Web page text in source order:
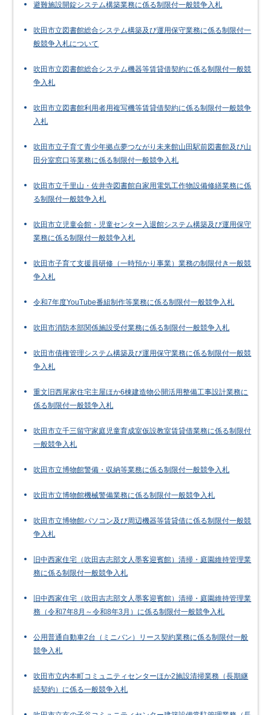
避難施設開錠システム構築業務に係る制限付一般競争入札
吹田市立図書館総合システム構築及び運用保守業務に係る制限付一
般競争入札について
吹田市立図書館総合システム機器等賃貸借契約に係る制限付一般競
争入札
吹田市立図書館利用者用複写機等賃貸借契約に係る制限付一般競争
入札
吹田市立子育て青少年拠点夢つながり未来館山田駅前図書館及び山
田分室窓口等業務に係る制限付一般競争入札
吹田市立千里山・佐井寺図書館自家用電気工作物設備修繕業務に係
る制限付一般競争入札
吹田市立児童会館・児童センター入退館システム構築及び運用保守
業務に係る制限付一般競争入札
吹田市子育て支援員研修（一時預かり事業）業務の制限付き一般競
争入札
令和7年度YouTube番組制作等業務に係る制限付一般競争入札
吹田市消防本部関係施設受付業務に係る制限付一般競争入札
吹田市債権管理システム構築及び運用保守業務に係る制限付一般競
争入札
重文旧西尾家住宅主屋ほか6棟建造物公開活用整備工事設計業務に
係る制限付一般競争入札
吹田市立千三留守家庭児童育成室仮設教室賃貸借業務に係る制限付
一般競争入札
吹田市立博物館警備・収納等業務に係る制限付一般競争入札
吹田市立博物館機械警備業務に係る制限付一般競争入札
吹田市立博物館パソコン及び周辺機器等賃貸借に係る制限付一般競
争入札
旧中西家住宅（吹田吉志部文人墨客迎賓館）清掃・庭園維持管理業
務に係る制限付一般競争入札
旧中西家住宅（吹田吉志部文人墨客迎賓館）清掃・庭園維持管理業
務（令和7年8月～令和8年3月）に係る制限付一般競争入札
公用普通自動車2台（ミニバン）リース契約業務に係る制限付一般
競争入札
吹田市立内本町コミュニティセンターほか2施設清掃業務（長期継
続契約）に係る一般競争入札